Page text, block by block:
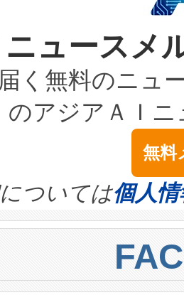
能性もあります
4億ドルかか
者（CEO）であ
fully-connected
れば、6,000万
効率性は、フェ
用可能な電力容
貢献します。こ
契約（SLA）違
劣化によるダウ
ータセンターが
provides a
for AI
ensure battery
は、ai&のAI
合、試運転、
ポットにより、
豊かなディテー
範囲を検出
ーザーを搭載。
を実現すること
モードでは、
出でき、これ
600メートルに
％のターゲッ
ニュース
く無料のニュ
のアジアＡＩ
無料
ついては個人